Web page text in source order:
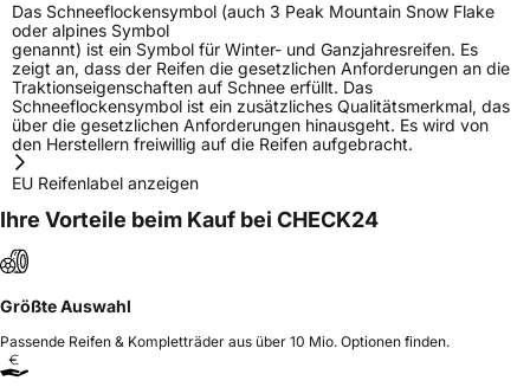
Das Schneeflockensymbol (auch 3 Peak Mountain Snow Flake
oder alpines Symbol
genannt) ist ein Symbol für Winter- und Ganzjahresreifen. Es
zeigt an, dass der Reifen die gesetzlichen Anforderungen an die
Traktionseigenschaften auf Schnee erfüllt. Das
Schneeflockensymbol ist ein zusätzliches Qualitätsmerkmal, das
über die gesetzlichen Anforderungen hinausgeht. Es wird von
den Herstellern freiwillig auf die Reifen aufgebracht.
EU Reifenlabel anzeigen
Ihre Vorteile beim Kauf bei CHECK24
Größte Auswahl
Passende Reifen & Kompletträder aus über 10 Mio. Optionen finden.